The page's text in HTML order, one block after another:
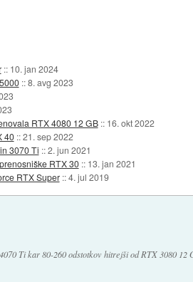
:: 10. jan 2024
::8. avg 2023
RTX 4080 12 GB :: 16. okt 2022
40 ::21. sep 2022
3070 Ti ::2. jun 2021
RTX 30 :: 13. jan 2021
RTX Super ::4. jul 2019
Ti kar 80-260 odstotkov hitrejši od RTX 3080 12